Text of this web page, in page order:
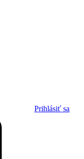
Prihlásiť sa